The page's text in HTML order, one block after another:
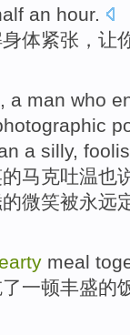
an hour.
身体紧张 ， 让
, a man who
a silly,
的马克吐温也
微笑被永远
meal
了一顿丰盛的